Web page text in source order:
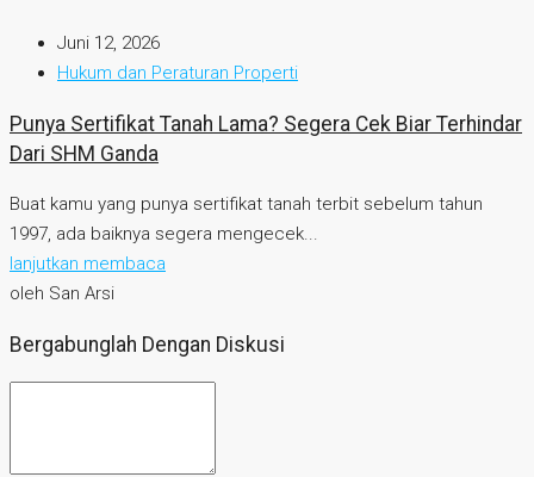
Juni 12, 2026
Hukum dan Peraturan Properti
Punya Sertifikat Tanah Lama? Segera Cek Biar Terhindar
Dari SHM Ganda
Buat kamu yang punya sertifikat tanah terbit sebelum tahun
1997, ada baiknya segera mengecek...
lanjutkan membaca
oleh San Arsi
Bergabunglah Dengan Diskusi